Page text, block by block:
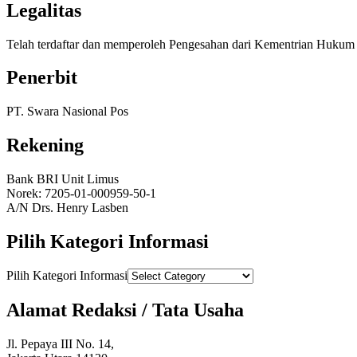
Legalitas
Telah terdaftar dan memperoleh Pengesahan dari Kementrian
Penerbit
PT. Swara Nasional Pos
Rekening
Bank BRI Unit Limus
Norek: 7205-01-000959-50-1
A/N Drs. Henry Lasben
Pilih Kategori Informasi
Pilih Kategori Informasi
Alamat Redaksi / Tata Usaha
Jl. Pepaya III No. 14,